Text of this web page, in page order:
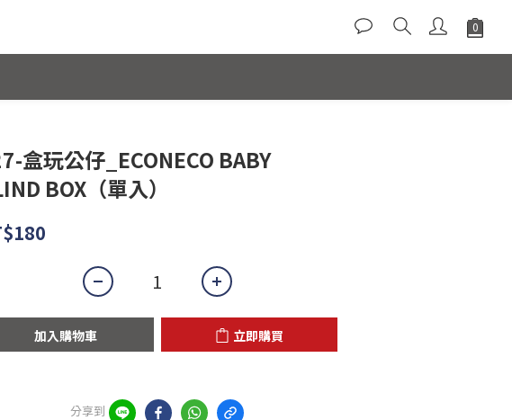
盒玩公仔_ECONECO BABY
BOX（單入）
加入購物車 立即購買
分享到